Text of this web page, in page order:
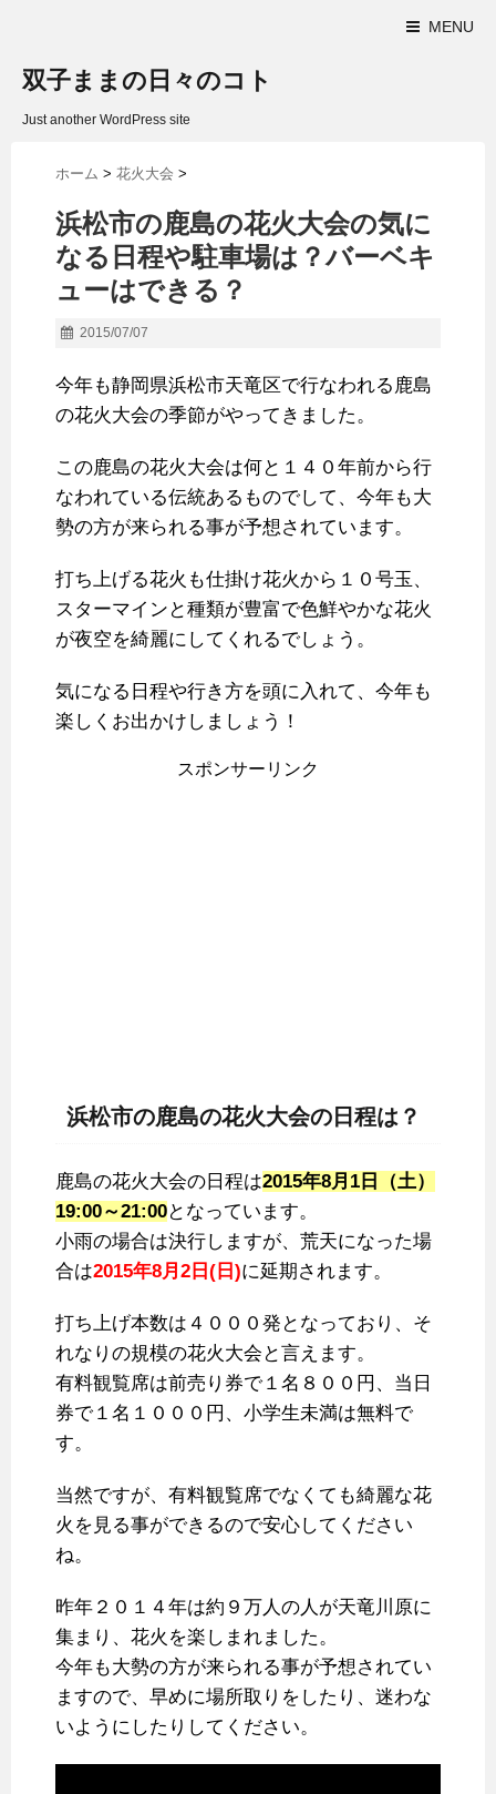
MENU
双子ままの日々のコト
Just another WordPress site
ホーム > 花火大会 >
浜松市の鹿島の花火大会の気に
なる日程や駐車場は？バーベキ
ューはできる？
2015/07/07
今年も静岡県浜松市天竜区で行なわれる鹿島
の花火大会の季節がやってきました。
この鹿島の花火大会は何と１４０年前から行
なわれている伝統あるものでして、今年も大
勢の方が来られる事が予想されています。
打ち上げる花火も仕掛け花火から１０号玉、
スターマインと種類が豊富で色鮮やかな花火
が夜空を綺麗にしてくれるでしょう。
気になる日程や行き方を頭に入れて、今年も
楽しくお出かけしましょう！
スポンサーリンク
浜松市の鹿島の花火大会の日程は？
鹿島の花火大会の日程は2015年8月1日（土）
19:00～21:00となっています。
小雨の場合は決行しますが、荒天になった場
合は2015年8月2日(日)に延期されます。
打ち上げ本数は４０００発となっており、そ
れなりの規模の花火大会と言えます。
有料観覧席は前売り券で１名８００円、当日
券で１名１０００円、小学生未満は無料で
す。
当然ですが、有料観覧席でなくても綺麗な花
火を見る事ができるので安心してください
ね。
昨年２０１４年は約９万人の人が天竜川原に
集まり、花火を楽しまれました。
今年も大勢の方が来られる事が予想されてい
ますので、早めに場所取りをしたり、迷わな
いようにしたりしてください。